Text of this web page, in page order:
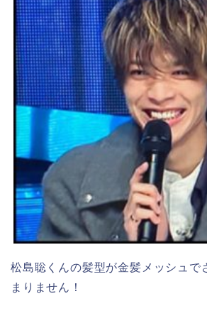
松島聡くんの髪型が金髪メッシュで
まりません！